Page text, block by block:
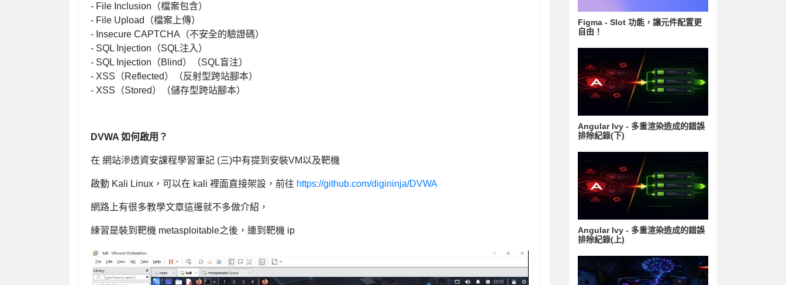
- File Inclusion（檔案包含）
- File Upload（檔案上傳）
- Insecure CAPTCHA（不安全的驗證碼）
- SQL Injection（SQL注入）
- SQL Injection（Blind）（SQL盲注）
- XSS（Reflected）（反射型跨站腳本）
- XSS（Stored）（儲存型跨站腳本）
DVWA 如何啟用？
在 網站滲透資安課程學習筆記 (三)中有提到安裝VM以及靶機
啟動 Kali Linux，可以在 kali 裡面直接架設，前往 https://github.com/digininja/DVWA
網路上有很多教學文章這邊就不多做介紹，
練習是裝到靶機 metasploitable之後，連到靶機 ip
Figma - Slot 功能，讓元件配置更
自由！
Angular Ivy - 多重渲染造成的錯誤
排除紀錄(下)
Angular Ivy - 多重渲染造成的錯誤
排除紀錄(上)